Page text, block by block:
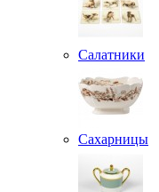
Салатники
Сахарницы